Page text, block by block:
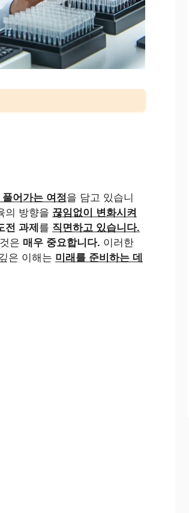
어가는 여정을 담고 있습니
의 방향을 끊임없이 변화시켜
과제 를 직면하고 있습니다.
은 매우 중요합니다. 이러한
은 이해는 미래를 준비하는 데